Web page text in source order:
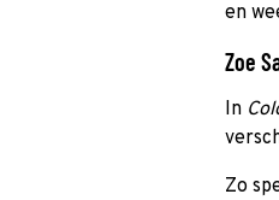
en
Zoe
In
Zo